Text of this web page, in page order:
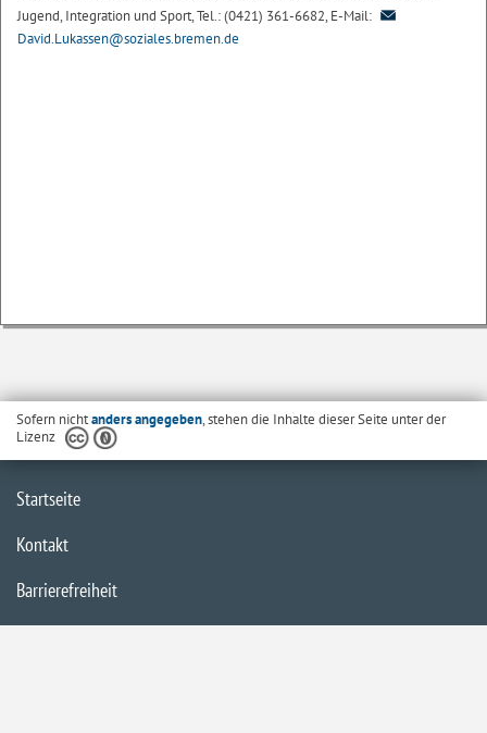
Jugend, Integration und Sport, Tel.: (0421) 361-6682, E-Mail:
David.Lukassen@soziales.bremen.de
Sofern nichtanders angegeben, stehen die Inhalte dieser Seite unter der
Lizenz
Startseite
Kontakt
Barrierefreiheit